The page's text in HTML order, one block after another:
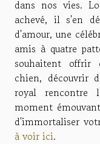
dans nos vies.
achevé, il s'en
d'amour, une
amis à quatre
souhaitent offrir
chien, découvrir
royal rencontre
moment
d'immortaliser
à voir ici.